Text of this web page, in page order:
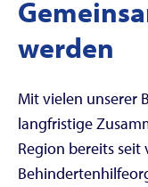
werden
Mit vielen unserer
langfristige
Region bereits